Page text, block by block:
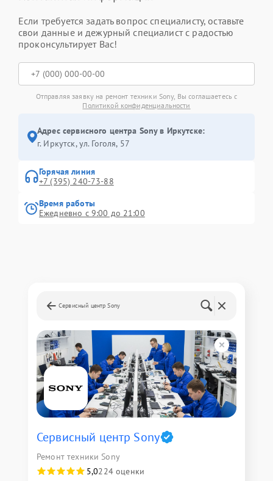
Если требуется задать вопрос специалисту, оставьте
свои данные и дежурный специалист с радостью
проконсультирует Вас!
Отправляя заявку на ремонт техники Sony, Вы соглашаетесь с
Политикой конфиденциальности
Адрес сервисного центра Sony в Иркутске:
г. Иркутск, ул. ​Гоголя, 57
Горячая линия
+7 (395) 240-73-88
Время работы
Ежедневно с 9:00 до 21:00
Сервисный центр Sony
Сервисный центр Sony
Ремонт техники Sony
5,0224 оценки